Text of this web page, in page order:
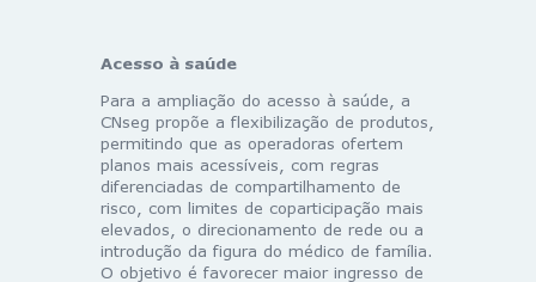
Acesso à saúde
Para a ampliação do acesso à saúde, a
CNseg propõe a flexibilização de produtos,
permitindo que as operadoras ofertem
planos mais acessíveis, com regras
diferenciadas de compartilhamento de
risco, com limites de coparticipação mais
elevados, o direcionamento de rede ou a
introdução da figura do médico de família.
O objetivo é favorecer maior ingresso de